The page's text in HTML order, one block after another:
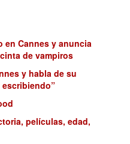
en Cannes y anuncia
de vampiros
y habla de su
escribiendo”
películas, edad,